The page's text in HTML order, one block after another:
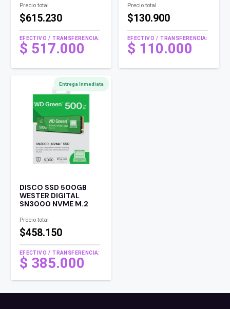
Precio total
$615.230
EFECTIVO / TRANSFERENCIA:
$ 517.000
Precio total
$130.900
EFECTIVO / TRANSFERENCIA:
El
precio
original
$ 110.000
El
Entrega Inmediata
DISCO SSD 500GB
WESTER DIGITAL
SN3000 NVME M.2
Precio total
$458.150
EFECTIVO / TRANSFERENCIA:
$ 385.000